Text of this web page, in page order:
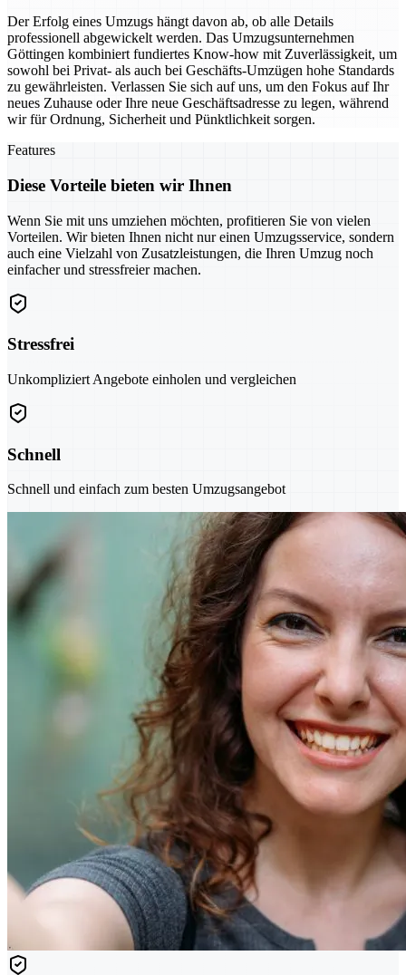
Der Erfolg eines Umzugs hängt davon ab, ob alle Details
professionell abgewickelt werden. Das Umzugsunternehmen
Göttingen kombiniert fundiertes Know-how mit Zuverlässigkeit, um
sowohl bei Privat- als auch bei Geschäfts-Umzügen hohe Standards
zu gewährleisten. Verlassen Sie sich auf uns, um den Fokus auf Ihr
neues Zuhause oder Ihre neue Geschäftsadresse zu legen, während
wir für Ordnung, Sicherheit und Pünktlichkeit sorgen.
Features
Diese Vorteile bieten wir Ihnen
Wenn Sie mit uns umziehen möchten, profitieren Sie von vielen
Vorteilen. Wir bieten Ihnen nicht nur einen Umzugsservice, sondern
auch eine Vielzahl von Zusatzleistungen, die Ihren Umzug noch
einfacher und stressfreier machen.
Stressfrei
Unkompliziert Angebote einholen und vergleichen
Schnell
Schnell und einfach zum besten Umzugsangebot